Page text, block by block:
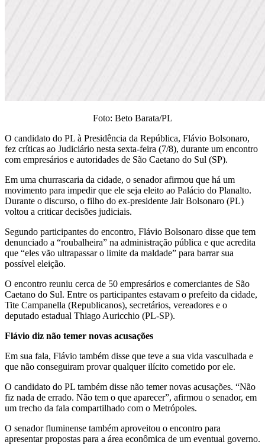
Foto: Beto Barata/PL
O candidato do PL à Presidência da República, Flávio Bolsonaro,
fez críticas ao Judiciário nesta sexta-feira (7/8), durante um encontro
com empresários e autoridades de São Caetano do Sul (SP).
Em uma churrascaria da cidade, o senador afirmou que há um
movimento para impedir que ele seja eleito ao Palácio do Planalto.
Durante o discurso, o filho do ex-presidente Jair Bolsonaro (PL)
voltou a criticar decisões judiciais.
Segundo participantes do encontro, Flávio Bolsonaro disse que tem
denunciado a “roubalheira” na administração pública e que acredita
que “eles vão ultrapassar o limite da maldade” para barrar sua
possível eleição.
O encontro reuniu cerca de 50 empresários e comerciantes de São
Caetano do Sul. Entre os participantes estavam o prefeito da cidade,
Tite Campanella (Republicanos), secretários, vereadores e o
deputado estadual Thiago Auricchio (PL-SP).
Flávio diz não temer novas acusações
Em sua fala, Flávio também disse que teve a sua vida vasculhada e
que não conseguiram provar qualquer ilícito cometido por ele.
O candidato do PL também disse não temer novas acusações. “Não
fiz nada de errado. Não tem o que aparecer”, afirmou o senador, em
um trecho da fala compartilhado com o Metrópoles.
O senador fluminense também aproveitou o encontro para
apresentar propostas para a área econômica de um eventual governo.